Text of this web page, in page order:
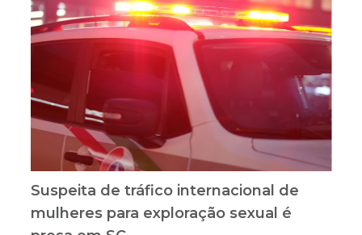
Suspeita de tráfico internacional de
mulheres para exploração sexual é